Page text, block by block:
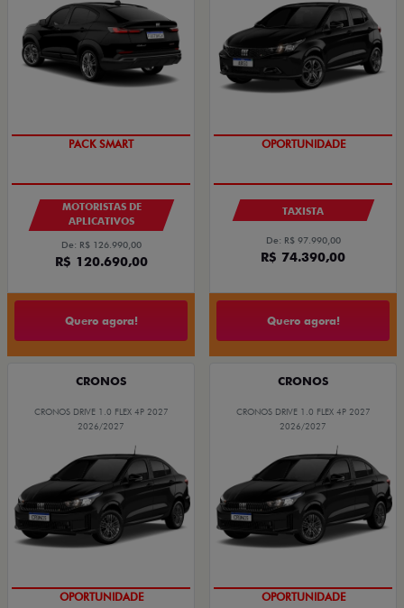
PACK SMART
MOTORISTAS DE
APLICATIVOS
De: R$ 126.990,00
R$ 120.690,00
Quero agora!
OPORTUNIDADE
TAXISTA
De: R$ 97.990,00
R$ 74.390,00
Quero agora!
CRONOS
CRONOS DRIVE 1.0 FLEX 4P 2027
2026/2027
OPORTUNIDADE
CRONOS
CRONOS DRIVE 1.0 FLEX 4P 2027
2026/2027
OPORTUNIDADE